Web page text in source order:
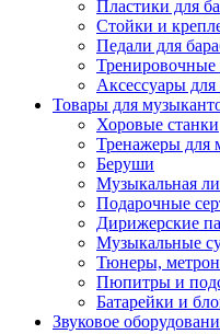
Пластики для
Стойки и
Педали для
Тренировочные
Аксессуары
Товары для
Хоровые станки
Тренажеры для
Беруши
Музыкальная
Подарочные
Дирижерские
Музыкальные
Тюнеры,
Пюпитры и
Батарейки и
Звуковое